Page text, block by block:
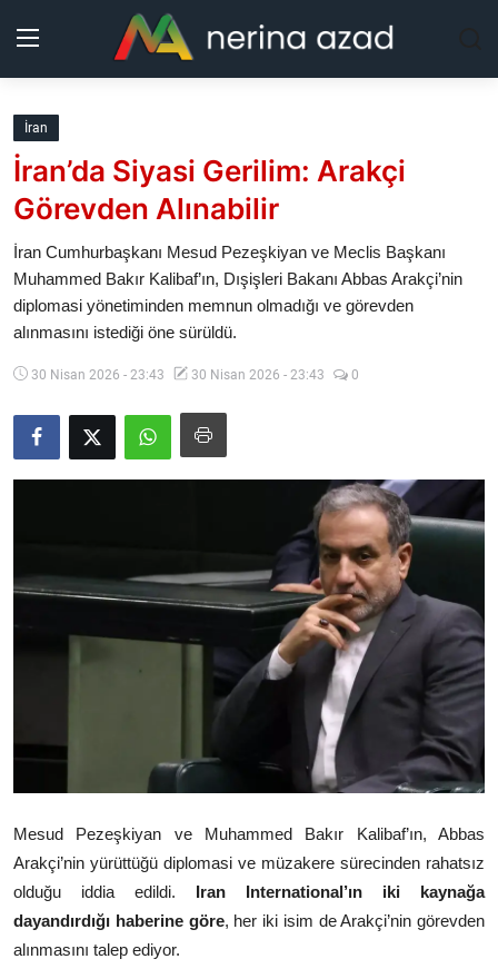
Kurdistan
Bölgeler
Güncel
Analiz
Galeri
İran
İran’da Siyasi Gerilim: Arakçi
Görevden Alınabilir
İran Cumhurbaşkanı Mesud Pezeşkiyan ve Meclis Başkanı
Muhammed Bakır Kalibaf’ın, Dışişleri Bakanı Abbas Arakçi’nin
diplomasi yönetiminden memnun olmadığı ve görevden
alınmasını istediği öne sürüldü.
30 Nisan 2026 - 23:43 30 Nisan 2026 - 23:43 0
Mesud Pezeşkiyan ve Muhammed Bakır Kalibaf’ın,Abbas
Arakçi’nin yürüttüğü diplomasi ve müzakere sürecinden rahatsız
olduğu iddia edildi. Iran International’ın iki kaynağa
dayandırdığı haberine göre, her iki isim de Arakçi’nin görevden
alınmasını talep ediyor.